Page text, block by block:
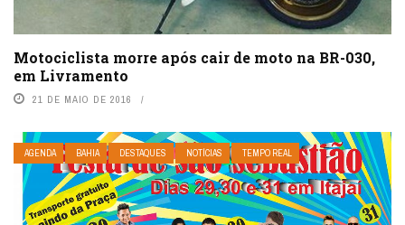
Motociclista morre após cair de moto na BR-030,
em Livramento
21 DE MAIO DE 2016
AGENDA BAHIA DESTAQUES NOTÍCIAS TEMPO REAL